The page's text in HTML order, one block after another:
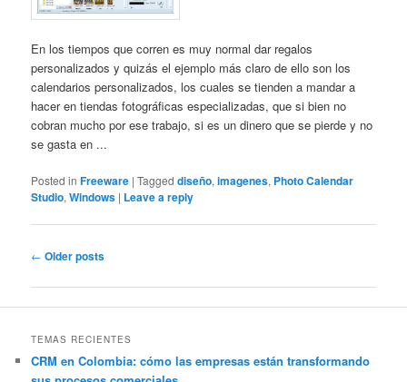
En los tiempos que corren es muy normal dar regalos
personalizados y quizás el ejemplo más claro de ello son los
calendarios personalizados, los cuales se tienden a mandar a
hacer en tiendas fotográficas especializadas, que si bien no
cobran mucho por ese trabajo, si es un dinero que se pierde y no
se gasta en ...
Posted in Freeware |Tagged diseño,imagenes, Photo Calendar
Studio,Windows | Leave a reply
Post
← Older posts
TEMAS RECIENTES
CRM en Colombia: cómo las empresas están transformando